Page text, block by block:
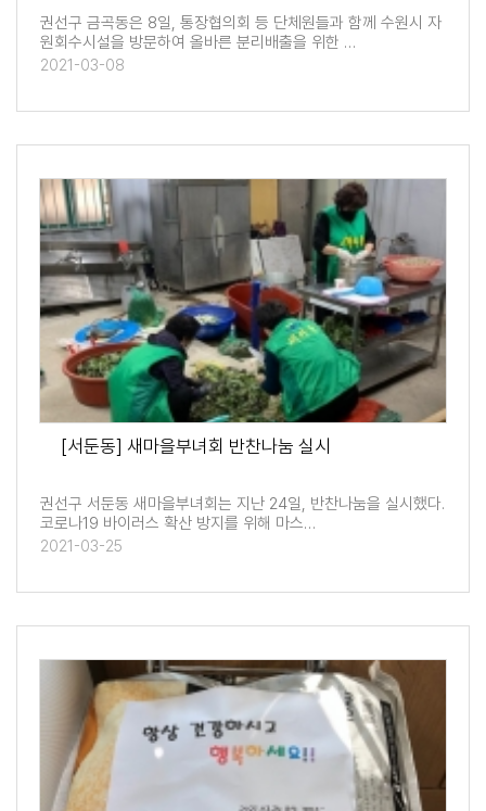
권선구 금곡동은 8일, 통장협의회 등 단체원들과 함께 수원시 자
원회수시설을 방문하여 올바른 분리배출을 위한 …
2021-03-08
[서둔동] 새마을부녀회 반찬나눔 실시
권선구 서둔동 새마을부녀회는 지난 24일, 반찬나눔을 실시했다.
코로나19 바이러스 확산 방지를 위해 마스…
2021-03-25